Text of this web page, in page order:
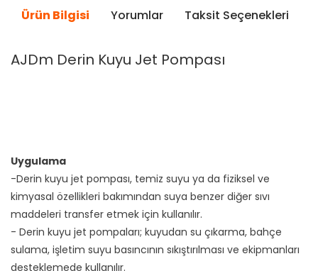
Ürün Bilgisi Yorumlar Taksit Seçenekleri
AJDm Derin Kuyu Jet Pompası
Uygulama
-Derin kuyu jet pompası, temiz suyu ya da fiziksel ve
kimyasal özellikleri bakımından suya benzer diğer sıvı
maddeleri transfer etmek için kullanılır.
- Derin kuyu jet pompaları; kuyudan su çıkarma, bahçe
sulama, işletim suyu basıncının sıkıştırılması ve ekipmanları
desteklemede kullanılır.